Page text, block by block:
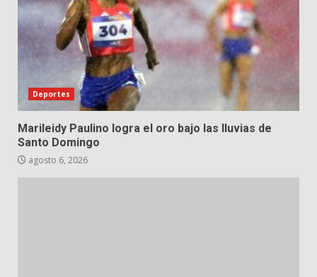
Deportes
Marileidy Paulino logra el oro bajo las lluvias de
Santo Domingo
agosto 6, 2026